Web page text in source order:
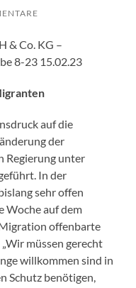
& Co. KG –
8-23 15.02.23
auf die
der
Regierung unter
In der
sehr offen
Woche auf dem
offenbarte
müssen gerecht
willkommen sind in
Schutz benötigen,